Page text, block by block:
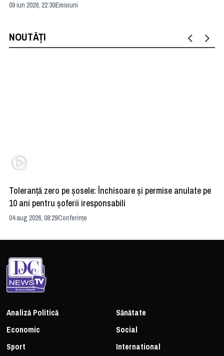
09 iun 2026, 22:30Emisiuni
NOUTĂȚI
Toleranță zero pe șosele: Închisoare și permise anulate pe
10 ani pentru șoferii iresponsabili
04 aug 2026, 08:29Conferințe
Analiză Politică
Sănătate
Economic
Social
Sport
International